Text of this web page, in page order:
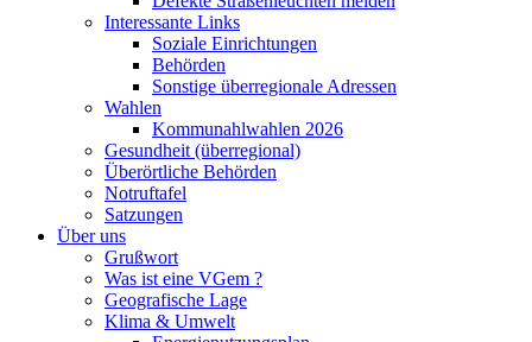
Interessante Links
Soziale Einrichtungen
Behörden
Sonstige überregionale Adressen
Wahlen
Kommunahlwahlen 2026
Gesundheit (überregional)
Überörtliche Behörden
Notruftafel
Satzungen
Über uns
Grußwort
Was ist eine VGem ?
Geografische Lage
Klima & Umwelt